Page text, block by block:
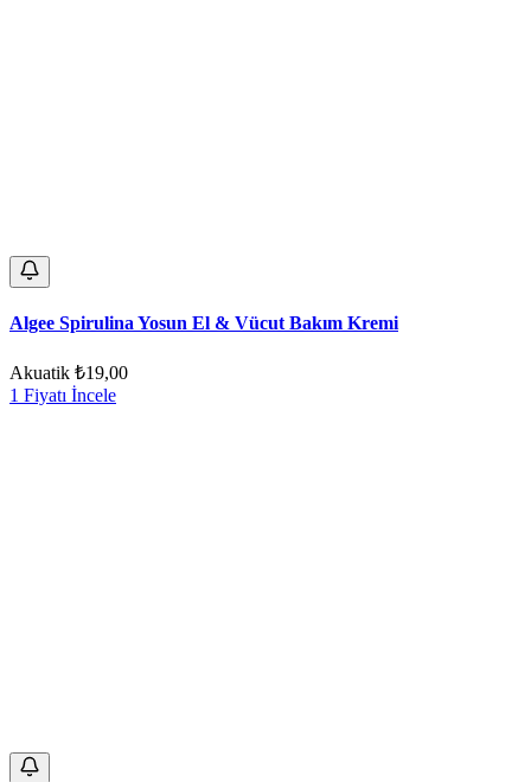
Algee Spirulina Yosun El & Vücut Bakım Kremi
Akuatik ₺19,00
1 Fiyatı İncele